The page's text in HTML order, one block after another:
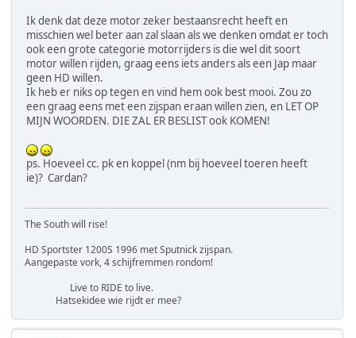
Ik denk dat deze motor zeker bestaansrecht heeft en
misschien wel beter aan zal slaan als we denken omdat er toch
ook een grote categorie motorrijders is die wel dit soort
motor willen rijden, graag eens iets anders als een Jap maar
geen HD willen.
Ik heb er niks op tegen en vind hem ook best mooi. Zou zo
een graag eens met een zijspan eraan willen zien, en LET OP
MIJN WOORDEN. DIE ZAL ER BESLIST ook KOMEN!
ps. Hoeveel cc. pk en koppel (nm bij hoeveel toeren heeft
ie)? Cardan?
The South will rise!
HD Sportster 1200S 1996 met Sputnick zijspan.
Aangepaste vork, 4 schijfremmen rondom!
Live to RIDE to live.
Hatsekidee wie rijdt er mee?